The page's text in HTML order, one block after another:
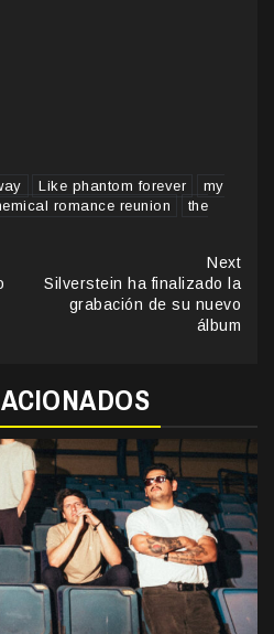
Like phantom forever
my
romance reunion
the
Next
Silverstein ha finalizado la
grabación de su nuevo
álbum